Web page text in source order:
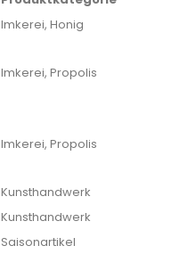
Imkerei, Honig
Imkerei, Propolis
Imkerei, Propolis
Kunsthandwerk
Kunsthandwerk
Saisonartikel